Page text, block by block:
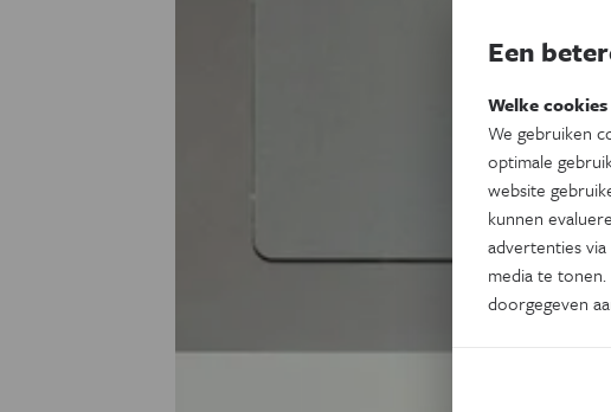
Een
Welke
We gebruiken
optimale
website
kunnen
advertenties
media te
doorgegeven